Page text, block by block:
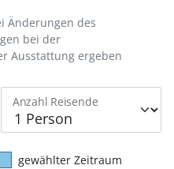
Anzahl Reisende
Änderungen des
bei der
Ausstattung ergeben
gewählter Zeitraum